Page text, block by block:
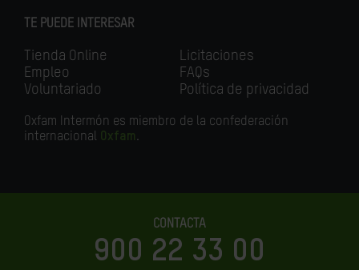
TE PUEDE INTERESAR
Tienda Online
Empleo
Voluntariado
Licitaciones
FAQs
Política de privacidad
Oxfam Intermón es miembro de la confederación
internacional Oxfam.
CONTACTA
900 22 33 00